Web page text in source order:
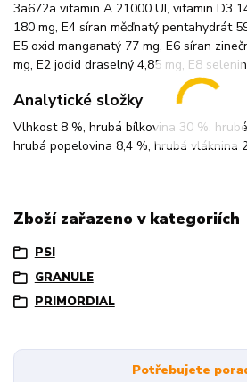
3a672a vitamin A 21000 UI, vitamin D3
180 mg, E4 síran měďnatý pentahydrát
E5 oxid manganatý 77 mg, E6 síran
mg, E2 jodid draselný 4,85 mg, E8
Analytické složky
Vlhkost 8 %, hrubá bílkovina 30 %,
hrubá popelovina 8,4 %, hrubá vláknina
Zboží zařazeno v kategoriích
PSI
GRANULE
PRIMORDIAL
Potřebujete